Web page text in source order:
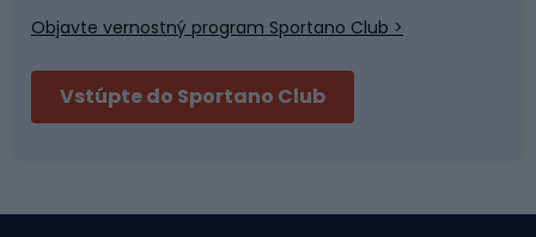
Bushcraft
Bikepacking
Fitness a posilňovňa
Cyklistické prilby
Objavte vernostný program Sportano Club >
Vstúpte do Sportano Club